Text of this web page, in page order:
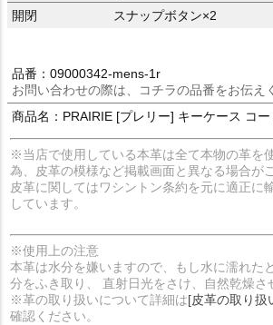
開閉
スナップボタン×2
品番：09000342-mens-1r
お問い合わせの際は、コチラの品番をお伝え
商品名：PRAIRIE [プレリー] キーケース コ
※当店で使用している本革は全て本物の革を
為、皮革の模様など掲載画面と異なる場合が
皮革に関してはワシントン条約を元に適正に
しています。
※使用上の注意
本革は水分を嫌いますので、もし水に濡れた
分をふき取り、 直射日光をさけ、自然乾燥さ
※革の取り扱いについて詳細は[皮革の取り扱
確認ください。